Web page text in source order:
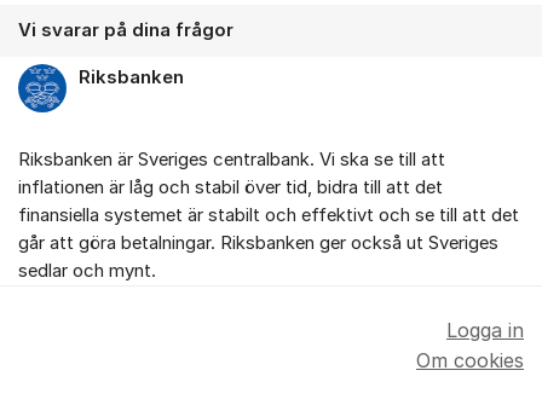
Vi svarar på dina frågor
Riksbanken
Riksbanken är Sveriges centralbank. Vi ska se till att
inflationen är låg och stabil över tid, bidra till att det
finansiella systemet är stabilt och effektivt och se till att det
går att göra betalningar. Riksbanken ger också ut Sveriges
sedlar och mynt.
Logga in
Om cookies